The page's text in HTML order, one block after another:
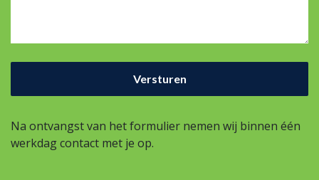
Na ontvangst van het formulier nemen wij binnen één
werkdag contact met je op.